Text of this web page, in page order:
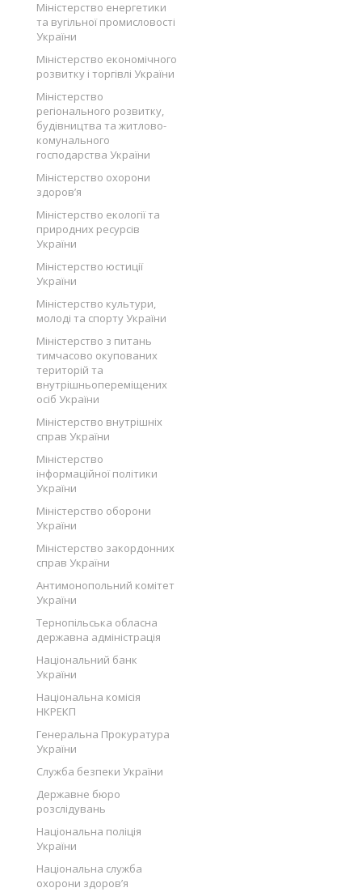
Міністерство енергетики
та вугільної промисловості
України
Міністерство економічного
розвитку і торгівлі України
Міністерство
регіонального розвитку,
будівництва та житлово-
комунального
господарства України
Міністерство охорони
здоров’я
Міністерство екології та
природних ресурсів
України
Міністерство юстиції
України
Міністерство культури,
молоді та спорту України
Міністерство з питань
тимчасово окупованих
територій та
внутрішньопереміщених
осіб України
Міністерство внутрішніх
справ України
Міністерство
інформаційної політики
України
Міністерство оборони
України
Міністерство закордонних
справ України
Антимонопольний комітет
України
Тернопільська обласна
державна адміністрація
Національний банк
України
Національна комісія
НКРЕКП
Генеральна Прокуратура
України
Служба безпеки України
Державне бюро
розслідувань
Національна поліція
України
Національна служба
охорони здоров’я